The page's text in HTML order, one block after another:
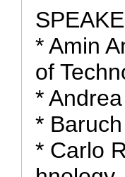
* Amin
of
*
*
* Carlo